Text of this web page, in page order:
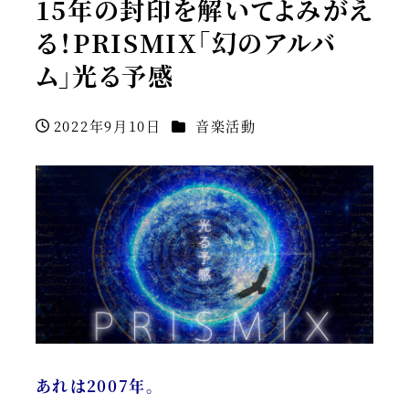
15年の封印を解いてよみがえ
る！PRISMIX「幻のアルバ
ム」光る予感
投稿日
2022年9月10日 カテゴリー
音楽活動
あれは2007年。